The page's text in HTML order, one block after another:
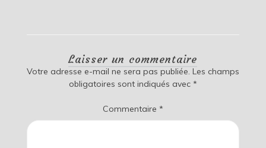
Laisser un commentaire
Votre adresse e-mail ne sera pas publiée. Les champs
obligatoires sont indiqués avec *
Commentaire *